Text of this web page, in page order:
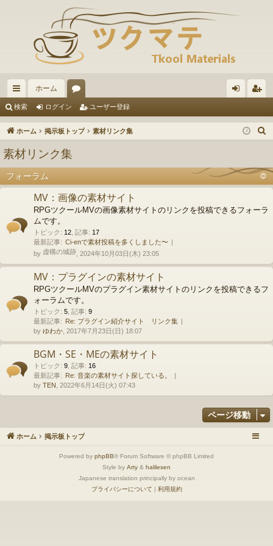
イ
ッ
リ
ン
ホーム
ー イ ザ
録
検索 ログイン ユーザー登録
ホーム 掲示板トップ 素材リンク集
素材リンク集
フォーラム
MV：画像の素材サイト
RPGツクールMVの画像素材サイトのリンクを投稿できるフォーラ
ムです。
トピック : 12 記事: 17
最新記事: Ci-enで素材投稿を多くしました〜
by 虚構の城跡 , 2024年10月03日(木) 23:05
MV：プラグインの素材サイト
RPGツクールMVのプラグイン素材サイトのリンクを投稿できるフ
ォーラムです。
トピック : 5 記事: 9
最新記事: Re: プラグイン紹介サイト リンク集
by ゆわか , 2017年7月23日(日) 18:07
BGM・SE・MEの素材サイト
トピック : 9 記事: 16
最新記事: Re: 音楽の素材サイト探している。
by TEN , 2022年6月14日(火) 07:43
ページ移動
ホーム 掲示板トップ
Powered by phpBB® Forum Software © phpBB Limited
Style by Arty & halilesen
Japanese translation principally by ocean
プライバシーについて | 利用規約